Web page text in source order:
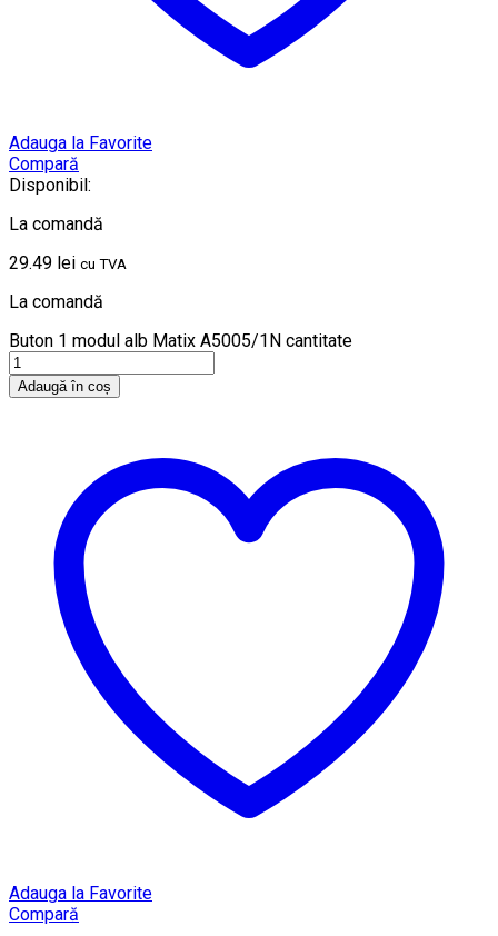
Adauga la Favorite
Compară
Disponibil:
La comandă
29.49 lei cu TVA
La comandă
Buton 1 modul alb Matix A5005/1N cantitate
Adaugă în coș
Adauga la Favorite
Compară